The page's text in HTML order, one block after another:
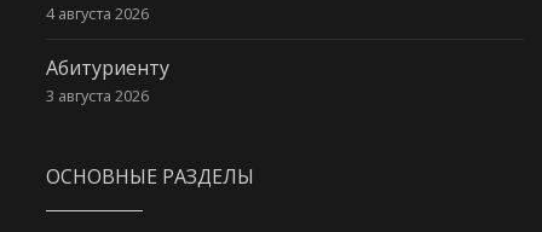
4 августа 2026
Абитуриенту
3 августа 2026
ОСНОВНЫЕ РАЗДЕЛЫ